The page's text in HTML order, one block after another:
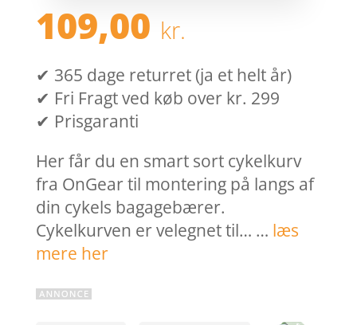
109,00 kr.
✔ 365 dage returret (ja et helt år)
✔ Fri Fragt ved køb over kr. 299
✔ Prisgaranti
Her får du en smart sort cykelkurv
fra OnGear til montering på langs af
din cykels bagagebærer.
Cykelkurven er velegnet til… … læs
mere her